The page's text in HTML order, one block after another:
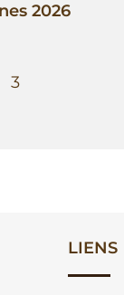
2026
3
LIENS